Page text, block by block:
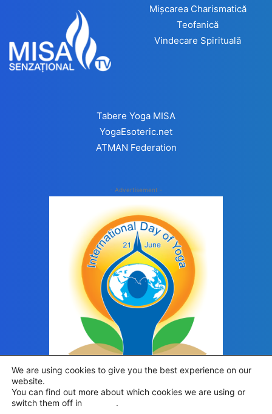
Mișcarea Charismatică
Teofanică
Vindecare Spirituală
Tabere Yoga MISA
YogaEsoteric.net
ATMAN Federation
- Advertisement -
We are using cookies to give you the best experience on our
website.
You can find out more about which cookies we are using or
switch them off in
.